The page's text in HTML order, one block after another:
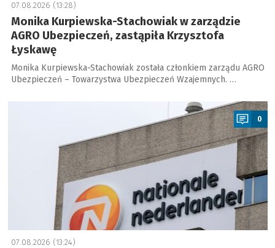
07.08.2026 (13:28)
Monika Kurpiewska-Stachowiak w zarządzie
AGRO Ubezpieczeń, zastąpiła Krzysztofa
Łyskawę
Monika Kurpiewska-Stachowiak została członkiem zarządu AGRO
Ubezpieczeń – Towarzystwa Ubezpieczeń Wzajemnych. …
0
07.08.2026 (13:24)